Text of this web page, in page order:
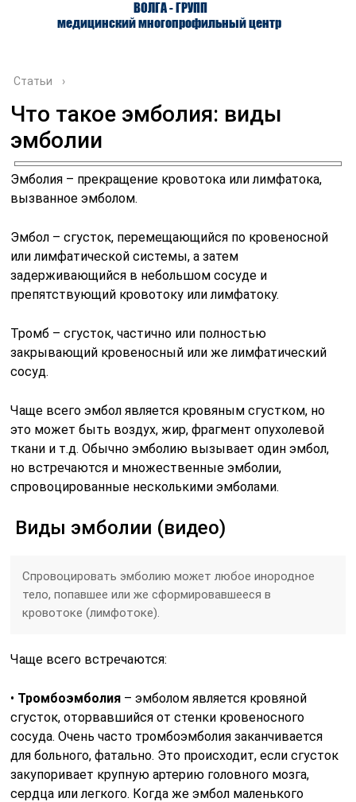
ВОЛГА - ГРУПП
медицинский многопрофильный центр
О ЦЕНТРЕ
Статьи ›
Что такое эмболия: виды
эмболии
Эмболия – прекращение кровотока или лимфатока,
вызванное эмболом.
Эмбол – сгусток, перемещающийся по кровеносной
или лимфатической системы, а затем
задерживающийся в небольшом сосуде и
препятствующий кровотоку или лимфатоку.
Тромб – сгусток, частично или полностью
закрывающий кровеносный или же лимфатический
сосуд.
Чаще всего эмбол является кровяным сгустком, но
это может быть воздух, жир, фрагмент опухолевой
ткани и т.д. Обычно эмболию вызывает один эмбол,
но встречаются и множественные эмболии,
спровоцированные несколькими эмболами.
Виды эмболии (видео)
Спровоцировать эмболию может любое инородное
тело, попавшее или же сформировавшееся в
кровотоке (лимфотоке).
Чаще всего встречаются:
• Тромбоэмболия – эмболом является кровяной
сгусток, оторвавшийся от стенки кровеносного
сосуда. Очень часто тромбоэмболия заканчивается
для больного, фатально. Это происходит, если сгусток
закупоривает крупную артерию головного мозга,
сердца или легкого. Когда же эмбол маленького